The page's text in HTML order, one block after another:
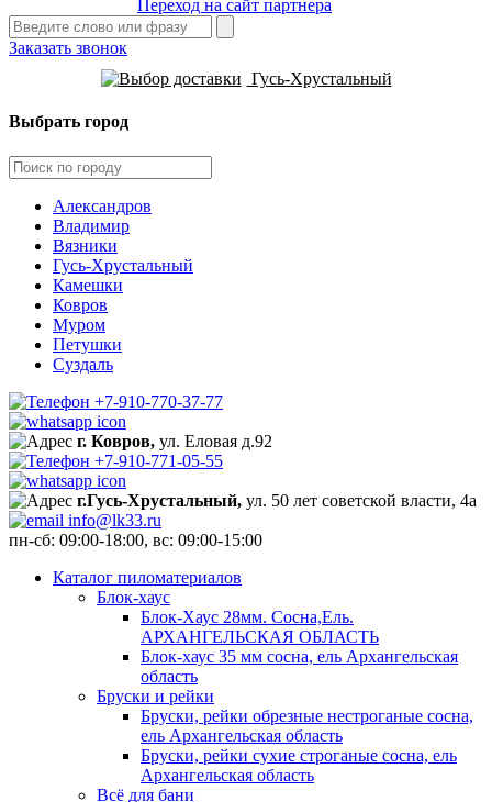
Переход на сайт партнера
Заказать звонок
Гусь-Хрустальный
Выбрать город
Александров
Владимир
Вязники
Гусь-Хрустальный
Камешки
Ковров
Муром
Петушки
Суздаль
+7-910-770-37-77
г. Ковров, ул. Еловая д.92
+7-910-771-05-55
г.Гусь-Хрустальный, ул. 50 лет советской власти, 4а
info@lk33.ru
пн-сб: 09:00-18:00, вс: 09:00-15:00
Каталог пиломатериалов
Блок-хаус
Блок-Хаус 28мм. Сосна,Ель.
АРХАНГЕЛЬСКАЯ ОБЛАСТЬ
Блок-хаус 35 мм сосна, ель Архангельская
область
Бруски и рейки
Бруски, рейки обрезные нестроганые сосна,
ель Архангельская область
Бруски, рейки сухие строганые сосна, ель
Архангельская область
Всё для бани